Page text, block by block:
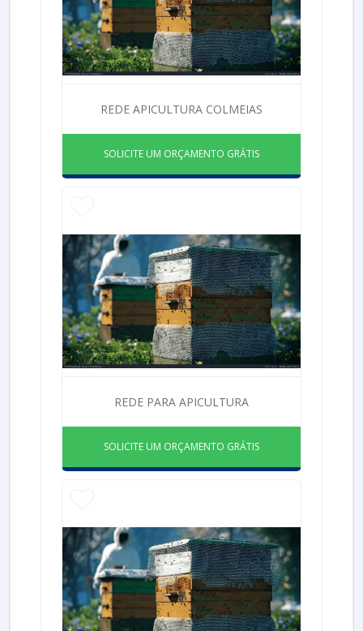
REDE APICULTURA COLMEIAS
SOLICITE UM ORÇAMENTO GRÁTIS
REDE PARA APICULTURA
SOLICITE UM ORÇAMENTO GRÁTIS